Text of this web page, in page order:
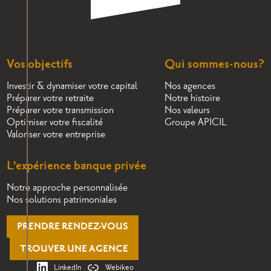
Vos objectifs
Investir & dynamiser votre capital
Préparer votre retraite
Préparer votre transmission
Optimiser votre fiscalité
Valoriser votre entreprise
Qui sommes-nous?
Nos agences
Notre histoire
Nos valeurs
Groupe APICIL
L’expérience banque privée
Notre approche personnalisée
Nos solutions patrimoniales
PRENDRE RENDEZ-VOUS
TROUVER UNE AGENCE
LinkedIn Webikeo